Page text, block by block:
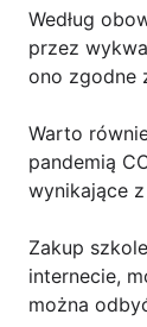
Według
przez
ono zgodne
Warto
pandemią
wynikające
Zakup
internecie,
można